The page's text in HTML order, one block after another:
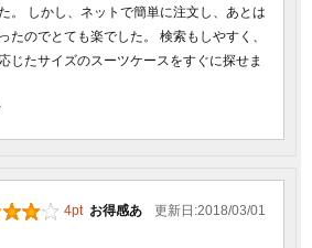
。 しかし、ネットで簡単に注文し、あとは
たのでとても楽でした。 検索もしやすく、
じたサイズのスーツケースをすぐに探せま
更新日:2018/03/01
4pt お得感あ